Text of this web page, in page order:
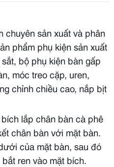
chuyên sản xuất và phân
phẩm phụ kiện sản xuất
bộ phụ kiện bàn gấp
móc treo cặp, uren,
chỉnh chiều cao, nắp bịt
lắp chân bàn cà phê
chân bàn với mặt bàn.
của mặt bàn, sau đó
ren vào mặt bích.